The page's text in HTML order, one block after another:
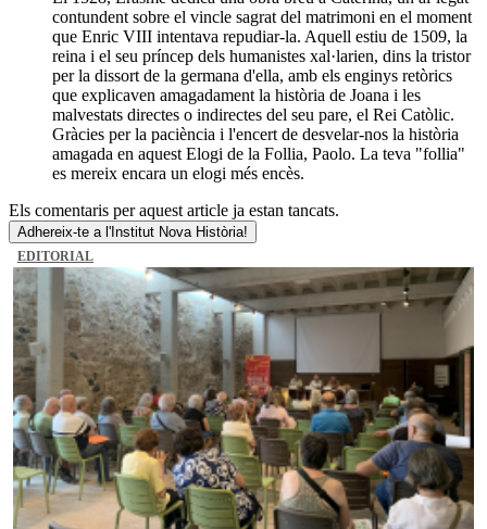
contundent sobre el vincle sagrat del matrimoni en el moment
que Enric VIII intentava repudiar-la. Aquell estiu de 1509, la
reina i el seu príncep dels humanistes xal·larien, dins la tristor
per la dissort de la germana d'ella, amb els enginys retòrics
que explicaven amagadament la història de Joana i les
malvestats directes o indirectes del seu pare, el Rei Catòlic.
Gràcies per la paciència i l'encert de desvelar-nos la història
amagada en aquest Elogi de la Follia, Paolo. La teva "follia"
es mereix encara un elogi més encès.
Els comentaris per aquest article ja estan tancats.
Adhereix-te a l'Institut Nova Història!
EDITORIAL